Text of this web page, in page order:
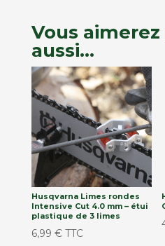
Vous
aussi…
Husqvarna Limes rondes
Intensive Cut 4.0 mm – étui
plastique de 3 limes
6,99 € TTC